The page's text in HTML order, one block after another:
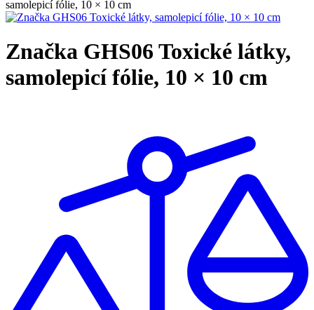
samolepicí fólie, 10 × 10 cm
Značka GHS06 Toxické látky,
samolepicí fólie, 10 × 10 cm